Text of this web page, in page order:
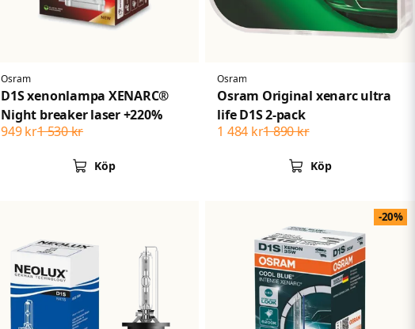
Osram
D1S xenonlampa XENARC®
Night breaker laser +220%
1 530 kr
949 kr
Köp
Osram
Osram Original xenarc ultra
life D1S 2-pack
1 890 kr
1 484 kr
Köp
-20%